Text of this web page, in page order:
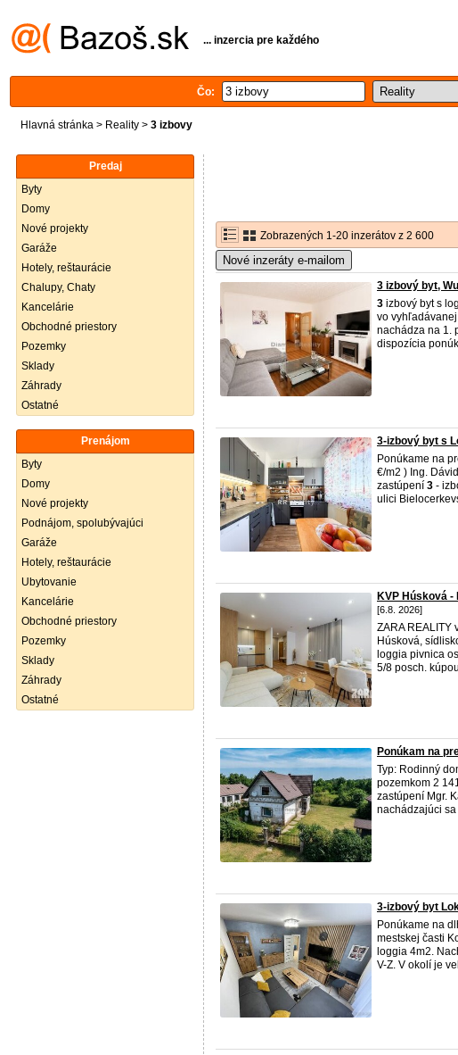
... inzercia pre každého
Čo:
Hlavná stránka > Reality > 3 izbovy
Predaj
Byty
Domy
Nové projekty
Garáže
Hotely, reštaurácie
Chalupy, Chaty
Kancelárie
Obchodné priestory
Pozemky
Sklady
Záhrady
Ostatné
Prenájom
Byty
Domy
Nové projekty
Podnájom, spolubývajúci
Garáže
Hotely, reštaurácie
Ubytovanie
Kancelárie
Obchodné priestory
Pozemky
Sklady
Záhrady
Ostatné
Zobrazených 1-20 inzerátov z 2 600
Nové inzeráty e-mailom
3 izbový byt,
3 izbový byt s
vo
nachádza na 1.
dispozícia
3-izbový byt s
Ponúkame na
€/m2 ) Ing.
zastúpení 3 -
ulici
KVP Húsková -
[6.8. 2026]
ZARA REALITY
Húsková,
loggia pivnica
5/8 posch.
Ponúkam na
Typ: Rodinný
pozemkom 2
zastúpení Mgr.
nachádzajúci
3-izbový byt
Ponúkame na
mestskej časti
loggia 4m2.
V-Z. V okolí je